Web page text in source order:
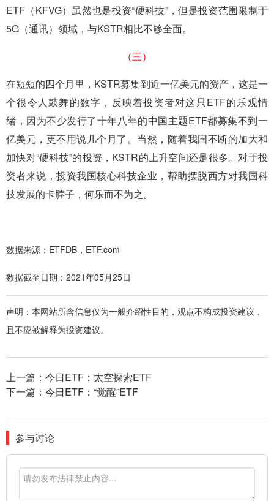
ETF（KFVG）虽然也是投资“硬科技”，但是投资范围限制于
5G（通讯）领域，与KSTR相比不够全面。
（三）
在短短的四个月里，KSTR募集到近一亿美元的资产，这是一
个很令人鼓舞的数字，反映着投资者对这只ETF的乐观情
绪，因为不少发行了十年八年的中国主题ETF都募集不到一
亿美元，更不用说几个月了。当然，随着我国不断的加大和
加快对“硬科技”的投资，KSTR的上升空间还是很多。对于投
资者来说，投资我国核心科技企业，帮助摆脱西方对我国科
技发展的卡脖子，何乐而不为之。
数据来源： ETFDB，ETF.com
数据截至日期：2021年05月25日
声明：本网站所含信息仅为一般介绍性目的，观点不构成投资建议，
且不应被解释为投资建议。
上一篇： 今日ETF：太空探索ETF
下一篇： 今日ETF：“觉醒”ETF
参与讨论